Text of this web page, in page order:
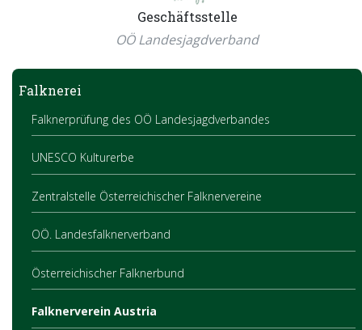
Geschäftsstelle
OÖ Landesjagdverband
Falknerei
Falknerprüfung des OÖ Landesjagdverbandes
UNESCO Kulturerbe
Zentralstelle Österreichischer Falknervereine
OÖ. Landesfalknerverband
Österreichischer Falknerbund
Falknerverein Austria